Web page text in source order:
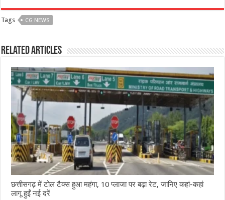
c
e
b
o
o
k
at
s
A
p
p
ss
n
g
e
r
itt
r
e
ra
m
ar
Tags CG NEWS
Related Articles
छत्तीसगढ़ में टोल टैक्स हुआ महंगा, 10 प्लाजा पर बढ़ा रेट, जानिए कहां-कहां
लागू हुईं नई दरें